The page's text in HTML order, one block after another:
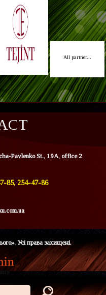
All partner...
Pavlenko St., 19A, office 2
85, 254-47-86
Усі права захищені.